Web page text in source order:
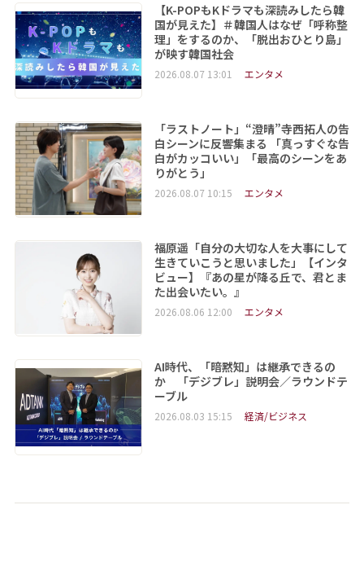
【K-POPもKドラマも深読みしたら韓
国が見えた】＃韓国人はなぜ「呼称整
理」をするのか、「脱出おひとり島」
が映す韓国社会
2026.08.07 13:01 エンタメ
「ラストノート」“澄晴”寺西拓人の告
白シーンに反響集まる 「真っすぐな告
白がカッコいい」「最高のシーンをあ
りがとう」
2026.08.07 10:15 エンタメ
福原遥「自分の大切な人を大事にして
生きていこうと思いました」【インタ
ビュー】『あの星が降る丘で、君とま
た出会いたい。』
2026.08.06 12:00 エンタメ
AI時代、「暗黙知」は継承できるの
か 「デジブレ」説明会／ラウンドテ
ーブル
2026.08.03 15:15 経済/ビジネス